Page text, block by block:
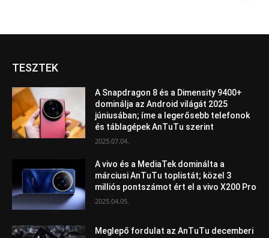
TESZTEK
A Snapdragon 8 és a Dimensity 9400+
dominálja az Android világát 2025
júniusában; íme a legerősebb telefonok
és táblagépek AnTuTu szerint
2025.07.04.
A vivo és a MediaTek dominálta a
márciusi AnTuTu toplistát; közel 3
milliós pontszámot ért el a vivo X200 Pro
2025.04.05.
Meglepő fordulat az AnTuTu decemberi